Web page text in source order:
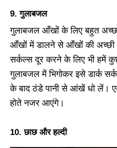
9. गुलाबजल
गुलाबजल आँखों के लिए बहुत
आँखों में डालने से आँखों की अच्छी
सर्कल्स दूर करने के लिए भी हमें
गुलाबजल में भिगोकर इसे डार्क
के बाद ठंडे पानी से आंखें धो लें।
होते नजर आएंगे।
10. छाछ और हल्दी